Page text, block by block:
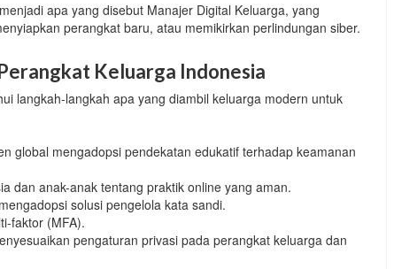
apa yang disebut Manajer Digital Keluarga, yang
perangkat baru, atau memikirkan perlindungan siber.
Keluarga Indonesia
langkah-langkah apa yang diambil keluarga modern untuk
global mengadopsi pendekatan edukatif terhadap keamanan
dan anak-anak tentang praktik online yang aman.
solusi pengelola kata sandi.
faktor (MFA).
pengaturan privasi pada perangkat keluarga dan